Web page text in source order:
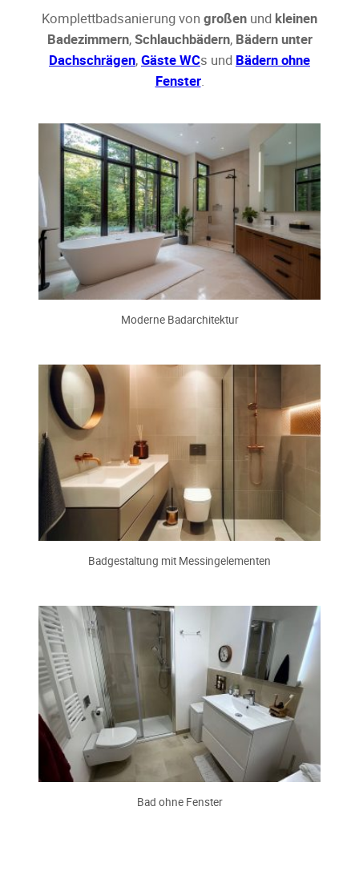
Komplettbadsanierung von großen und kleinen
Badezimmern,Schlauchbädern, Bädern unter
Dachschrägen,Gäste WCs und Bädern ohne
Fenster.
Moderne Badarchitektur
Badgestaltung mit Messingelementen
Bad ohne Fenster